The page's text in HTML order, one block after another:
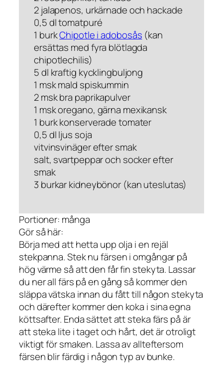
2 jalapenos, urkärnade och hackade
0,5 dl tomatpuré
1 burkChipotle i adobosås (kan
ersättas med fyra blötlagda
chipotlechilis)
5 dl kraftig kycklingbuljong
1 msk mald spiskummin
2 msk bra paprikapulver
1 msk oregano, gärna mexikansk
1 burk konserverade tomater
0,5 dl ljus soja
vitvinsvinäger efter smak
salt, svartpeppar och socker efter
smak
3 burkar kidneybönor (kan uteslutas)
Portioner: många
Gör så här:
Börja med att hetta upp olja i en rejäl
stekpanna. Stek nu färsen i omgångar på
hög värme så att den får fin stekyta. Lassar
du ner all färs på en gång så kommer den
släppa vätska innan du fått till någon stekyta
och därefter kommer den koka i sina egna
köttsafter. Enda sättet att steka färs på är
att steka lite i taget och hårt, det är otroligt
viktigt för smaken. Lassa av allteftersom
färsen blir färdig i någon typ av bunke.